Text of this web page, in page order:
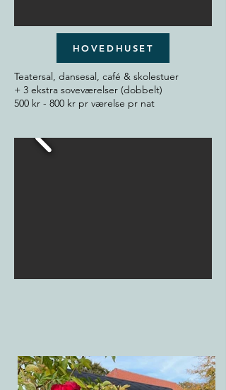
HOVEDHUSET
Teatersal, dansesal, café & skolestuer
+ 3 ekstra soveværelser (dobbelt)
500 kr - 800 kr pr værelse pr nat